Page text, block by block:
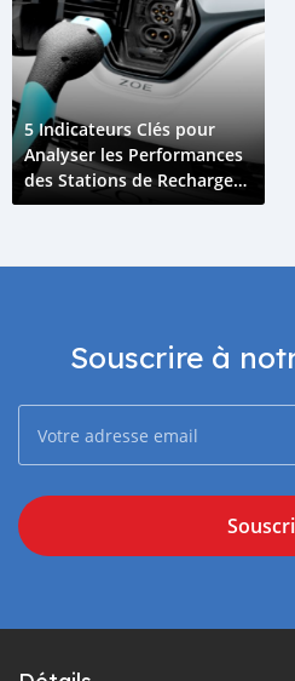
5 Indicateurs Clés pour
Analyser les Performances
des Stations de Recharge
pour Véhicules Électriques
Souscrire à